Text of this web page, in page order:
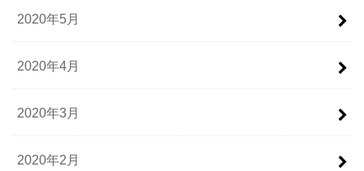
2020年5月
2020年4月
2020年3月
2020年2月